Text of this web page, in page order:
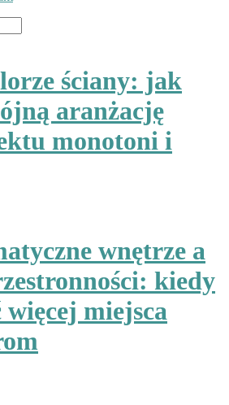
ściany: jak
aranżację
monotoni i
wnętrze a
kiedy
miejsca